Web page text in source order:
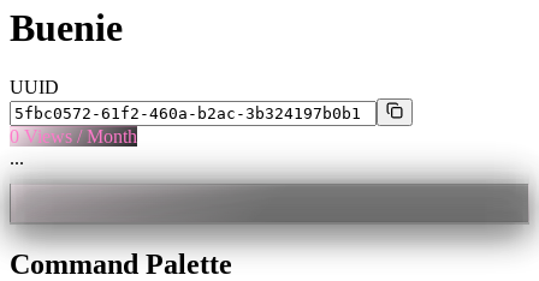
Buenie
UUID
0 Views / Month
...
Command Palette